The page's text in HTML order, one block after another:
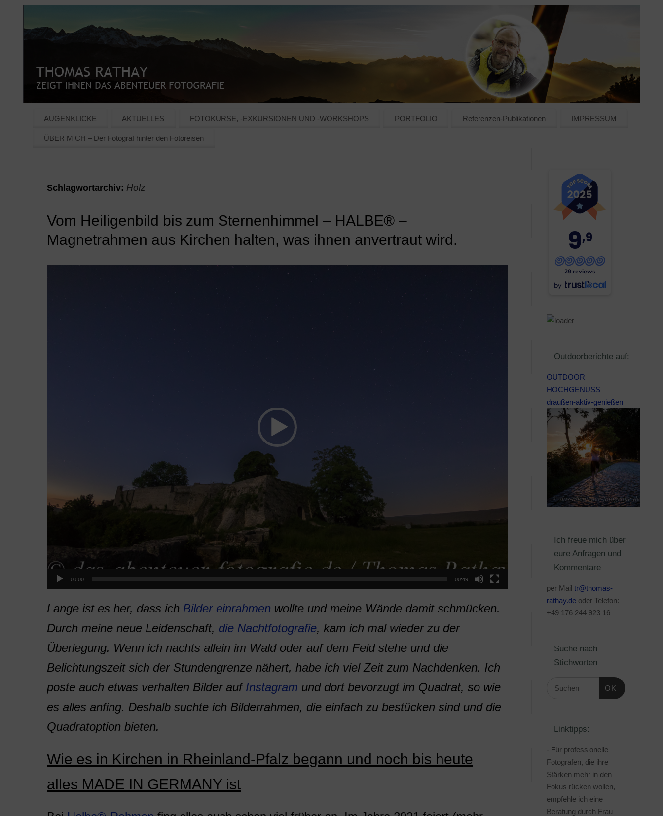
AUGENKLICKE AKTUELLES FOTOKURSE, -EXKURSIONEN UND -WORKSHOPS PORTFOLIO Referenzen-Publikationen IMPRESSUM
ÜBER MICH – Der Fotograf hinter den Fotoreisen
Schlagwortarchiv: Holz
Vom Heiligenbild bis zum Sternenhimmel – HALBE® –
Magnetrahmen aus Kirchen halten, was ihnen anvertraut wird.
00:00 00:49
Lange ist es her, dass ich Bilder einrahmen wollte und meine Wände damit schmücken.
Durch meine neue Leidenschaft, die Nachtfotografie, kam ich mal wieder zu der
Überlegung. Wenn ich nachts allein im Wald oder auf dem Feld stehe und die
Belichtungszeit sich der Stundengrenze nähert, habe ich viel Zeit zum Nachdenken. Ich
poste auch etwas verhalten Bilder auf Instagram und dort bevorzugt im Quadrat, so wie
es alles anfing. Deshalb suchte ich Bilderrahmen, die einfach zu bestücken sind und die
Quadratoption bieten.
Wie es in Kirchen in Rheinland-Pfalz begann und noch bis heute
alles MADE IN GERMANY ist
9,9
29 reviews
by
Outdoorberichte auf:
OUTDOOR
HOCHGENUSS
draußen-aktiv-genießen
Ich freue mich über
eure Anfragen und
Kommentare
per Mail tr@thomas-
rathay.de oder Telefon:
+49 176 244 923 16
Suche nach
Stichworten
OK
Linktipps:
- Für professionelle
Fotografen, die ihre
Stärken mehr in den
Fokus rücken wollen,
empfehle ich eine
Beratung durch Frau